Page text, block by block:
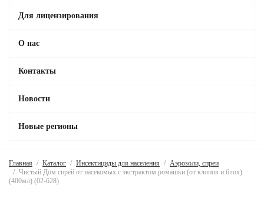
Для лицензирования
О нас
Контакты
Новости
Новые регионы
Главная Каталог Инсектициды для населения
Аэрозоли, спреи
Чистый Дом спрей от насекомых с экстрактом ромашки (от клопов и блох)
(400мл) (02-628)